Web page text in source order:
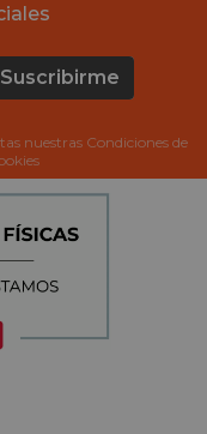
Suscribirme
nuestras Condiciones de